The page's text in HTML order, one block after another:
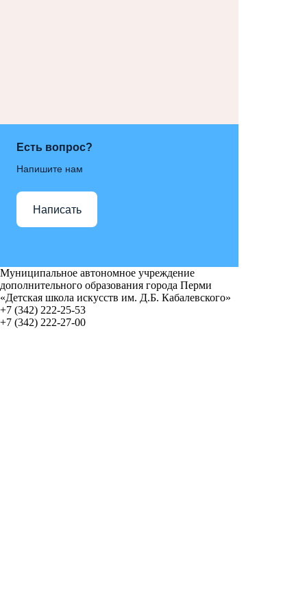
Есть вопрос?
Напишите нам
Написать
Муниципальное автономное учреждение
дополнительного образования города Перми
«Детская школа искусств им. Д.Б. Кабалевского»
+7 (342) 222-25-53
+7 (342) 222-27-00